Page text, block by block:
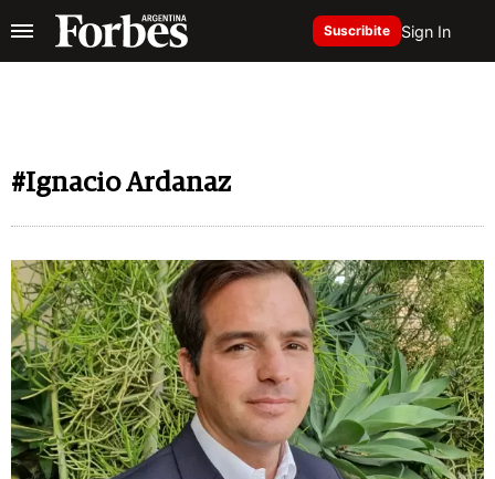
Suscribite Sign In
#Ignacio Ardanaz